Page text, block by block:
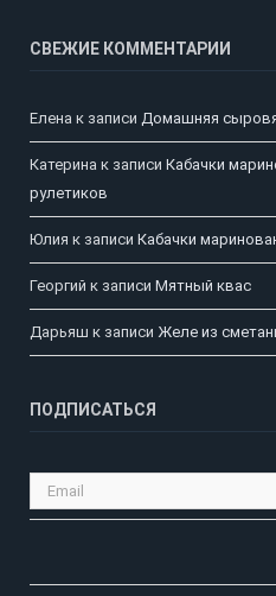
СВЕЖИЕ КОММЕНТАРИИ
Елена к записи Домашняя
Катерина к записи Кабачки
рулетиков
Юлия к записи Кабачки
Георгий к записи Мятный квас
Дарьяш к записи Желе из
ПОДПИСАТЬСЯ